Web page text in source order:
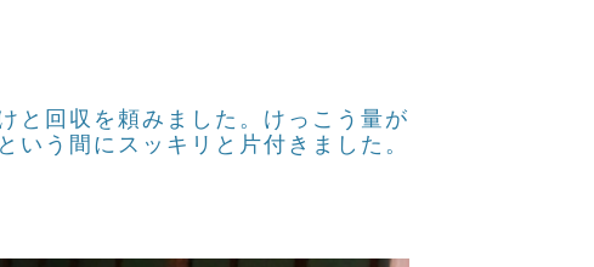
と回収を頼みました。けっこう量が
う間にスッキリと片付きました。